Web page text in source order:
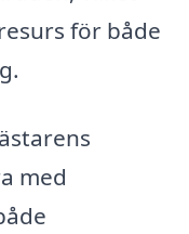
för både
med